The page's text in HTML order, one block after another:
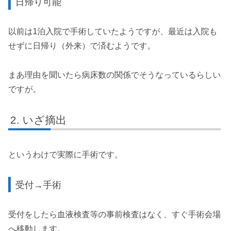
以前は1泊入院で手術していたようですが、最近は入院も
せずに日帰り（外来）で済むようです。
まあ理由を聞いたら病床数の関係でそうなっているらしい
ですが。
いざ摘出
というわけで実際に手術です。
受付→手術
受付をしたら血液検査等の事前検査はなく、すぐ手術会場
へ移動します。